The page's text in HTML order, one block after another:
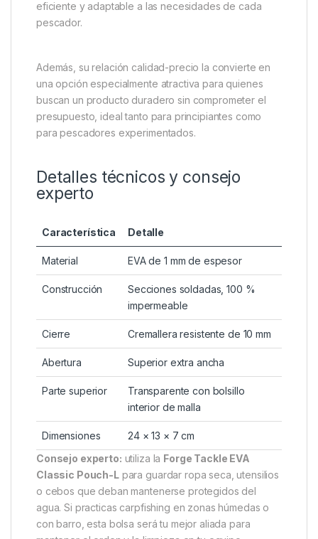
eficiente y adaptable a las necesidades de cada
pescador.
Además, su relación calidad-precio la convierte en
una opción especialmente atractiva para quienes
buscan un producto duradero sin comprometer el
presupuesto, ideal tanto para principiantes como
para pescadores experimentados.
Detalles técnicos y consejo
experto
Característica Detalle
Material EVA de 1 mm de espesor
Construcción
Secciones soldadas, 100 %
impermeable
Cierre Cremallera resistente de 10 mm
Abertura Superior extra ancha
Parte superior
Transparente con bolsillo
interior de malla
Dimensiones
24 × 13 × 7 cm
Consejo experto: utiliza la Forge Tackle EVA
Classic Pouch-Lpara guardar ropa seca, utensilios
o cebos que deban mantenerse protegidos del
agua. Si practicas carpfishing en zonas húmedas o
con barro, esta bolsa será tu mejor aliada para